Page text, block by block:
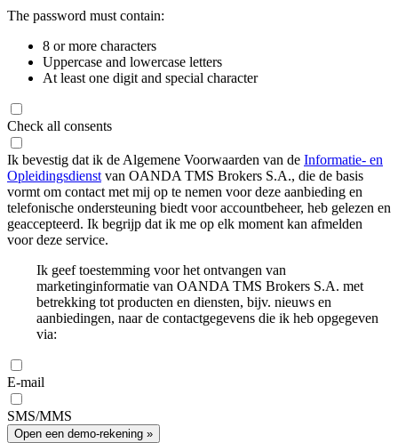
The password must contain:
8 or more characters
Uppercase and lowercase letters
At least one digit and special character
Check all consents
Ik bevestig dat ik de Algemene Voorwaarden van de Informatie- en
Opleidingsdienst van OANDA TMS Brokers S.A., die de basis
vormt om contact met mij op te nemen voor deze aanbieding en
telefonische ondersteuning biedt voor accountbeheer, heb gelezen en
geaccepteerd. Ik begrijp dat ik me op elk moment kan afmelden
voor deze service.
Ik geef toestemming voor het ontvangen van
marketinginformatie van OANDA TMS Brokers S.A. met
betrekking tot producten en diensten, bijv. nieuws en
aanbiedingen, naar de contactgegevens die ik heb opgegeven
via:
E-mail
SMS/MMS
Open een demo-rekening »